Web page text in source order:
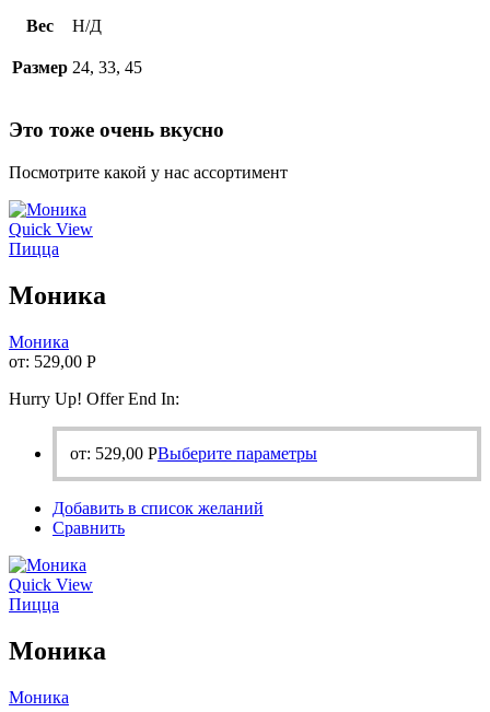
Вес Н/Д
Размер 24, 33, 45
Это тоже очень вкусно
Посмотрите какой у нас ассортимент
Quick View
Пицца
Моника
Моника
от: 529,00 Р
Hurry Up! Offer End In:
от: 529,00 РВыберите параметрыЭтот
Добавить в список желаний
Сравнить
Quick View
Пицца
Моника
Моника